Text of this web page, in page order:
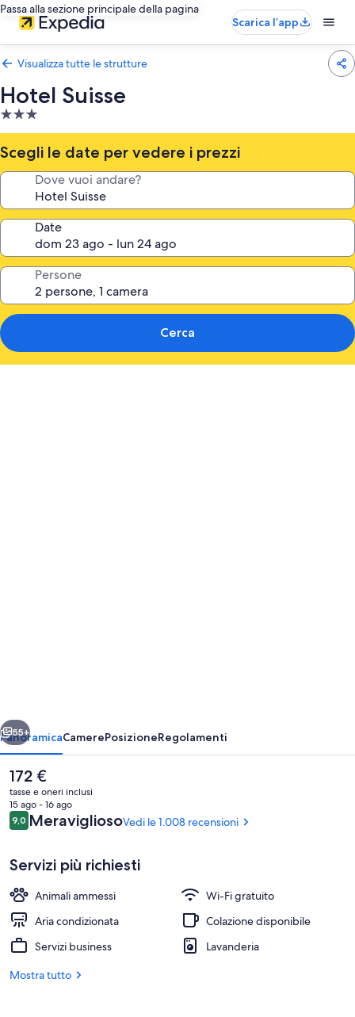
Passa alla sezione principale della pagina
Scarica l’app
Visualizza tutte le strutture
Hotel Suisse
Struttura
a
3.0
stelle
Scegli le date per vedere i prezzi
Dove vuoi andare?
Date
Persone
Cerca
Una cassaforte in camera, una
Avanti
55+
PanoramicaCamerePosizioneRegolamenti
Il
prezzo
attuale
è
172 €
172 €
tasse e oneri inclusi
15 ago - 16 ago
Recensioni
9,09,0 su 10
MeravigliosoVedi le 1.008 recensioni
Servizi più richiesti
Animali ammessi
Wi-Fi gratuito
Aria condizionata
Colazione disponibile
Servizi business
Lavanderia
Mostra tutto